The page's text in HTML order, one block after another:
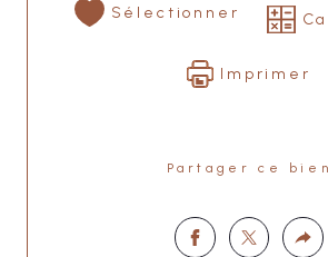
Sélectionner
Imprimer
Partager ce bien